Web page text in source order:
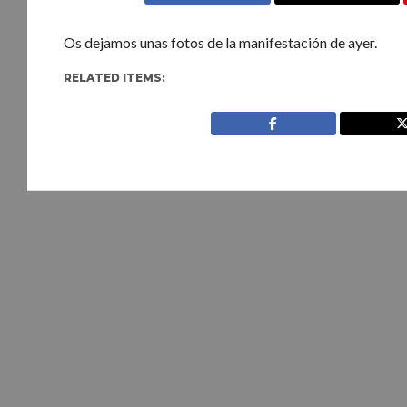
Os dejamos unas fotos de la manifestación de ayer.
RELATED ITEMS: